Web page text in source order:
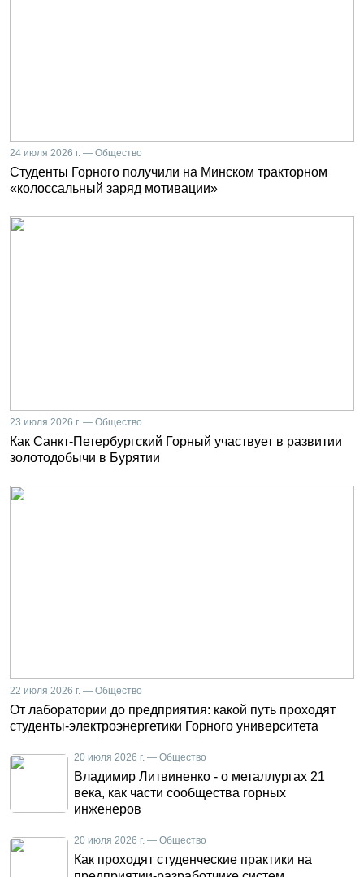
24 июля 2026 г. — Общество
Студенты Горного получили на Минском тракторном
«колоссальный заряд мотивации»
23 июля 2026 г. — Общество
Как Санкт-Петербургский Горный участвует в развитии
золотодобычи в Бурятии
22 июля 2026 г. — Общество
От лаборатории до предприятия: какой путь проходят
студенты-электроэнергетики Горного университета
20 июля 2026 г. — Общество
Владимир Литвиненко - о металлургах 21
века, как части сообщества горных
инженеров
20 июля 2026 г. — Общество
Как проходят студенческие практики на